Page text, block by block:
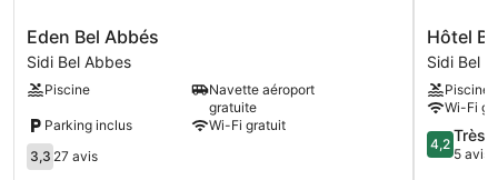
Eden
Bel
Abbés
Sidi
Abbes
Eden Bel Abbés
Sidi Bel Abbes
Piscine
Navette aéroport
gratuite
Parking inclus
Wi-Fi gratuit
3.3
sur
3,3 27 avis
Hôtel
Benitala
Sidi
Bel
Abbes
Hôtel
Sidi Bel
Piscine
Wi-Fi
4.2
sur
4,2 Très
5 avis